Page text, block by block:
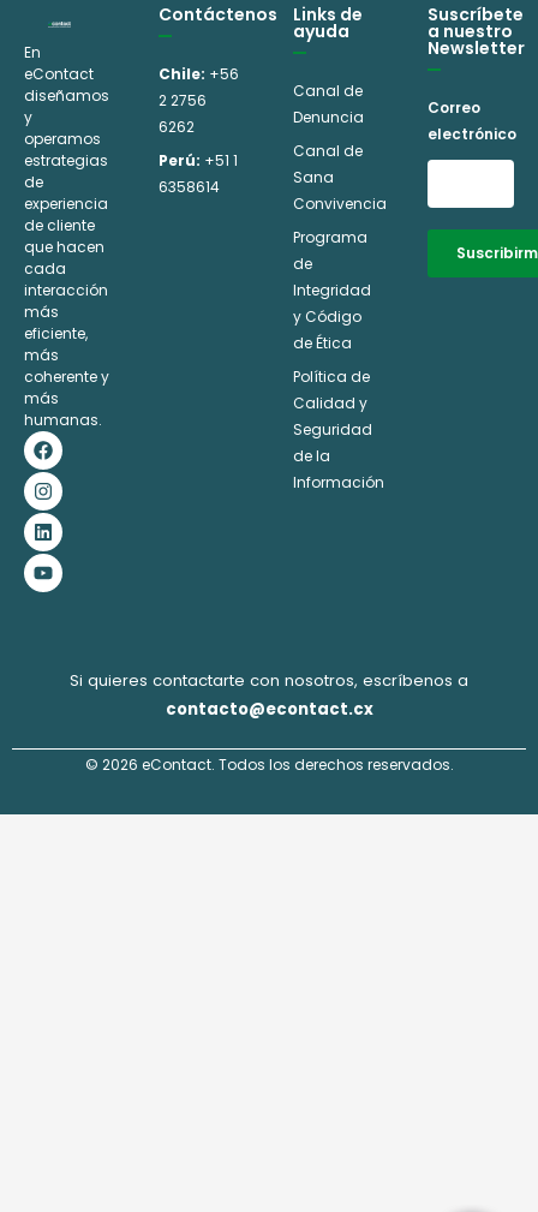
En
eContact
diseñamos
y
operamos
estrategias
de
experiencia
de cliente
que hacen
cada
interacción
más
eficiente,
más
coherente y
más
humanas.
F
a
c
e
b
o
o
k
I
n
s
t
a
g
r
a
m
L
i
n
k
e
d
i
n
Y
o
u
t
u
b
e
Contáctenos
Chile: +56
2 2756
6262
Perú: +51 1
6358614
Links de
ayuda
Canal de
Denuncia
Canal de
Sana
Convivencia
Programa
de
Integridad
y Código
de Ética
Política de
Calidad y
Seguridad
de la
Información
Suscríbete
a nuestro
Newsletter
Correo
electrónico
Si quieres contactarte con nosotros, escríbenos a
contacto@econtact.cx
© 2026 eContact. Todos los derechos reservados.